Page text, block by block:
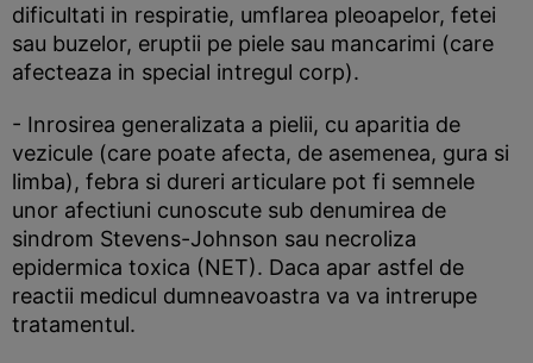
dificultati in respiratie, umflarea pleoapelor, fetei
sau buzelor, eruptii pe piele sau mancarimi (care
afecteaza in special intregul corp).
- Inrosirea generalizata a pielii, cu aparitia de
vezicule (care poate afecta, de asemenea, gura si
limba), febra si dureri articulare pot fi semnele
unor afectiuni cunoscute sub denumirea de
sindrom Stevens-Johnson sau necroliza
epidermica toxica (NET). Daca apar astfel de
reactii medicul dumneavoastra va va intrerupe
tratamentul.